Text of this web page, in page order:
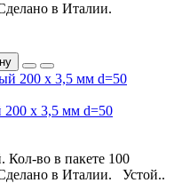
в Италии.
200 х 3,5 мм d=50
Кол-во в пакете 100
в Италии. Устой..